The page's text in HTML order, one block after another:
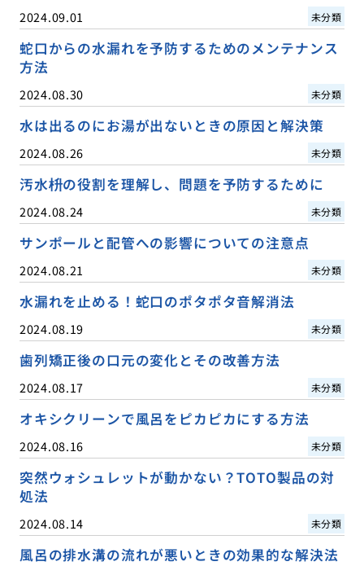
2024.09.01 未分類
蛇口からの水漏れを予防するためのメンテナンス
方法
2024.08.30 未分類
水は出るのにお湯が出ないときの原因と解決策
2024.08.26 未分類
汚水枡の役割を理解し、問題を予防するために
2024.08.24 未分類
サンポールと配管への影響についての注意点
2024.08.21 未分類
水漏れを止める！蛇口のポタポタ音解消法
2024.08.19 未分類
歯列矯正後の口元の変化とその改善方法
2024.08.17 未分類
オキシクリーンで風呂をピカピカにする方法
2024.08.16 未分類
突然ウォシュレットが動かない？TOTO製品の対
処法
2024.08.14 未分類
風呂の排水溝の流れが悪いときの効果的な解決法